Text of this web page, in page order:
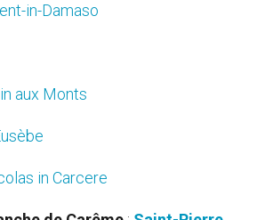
in-Damaso
aux Monts
in Carcere